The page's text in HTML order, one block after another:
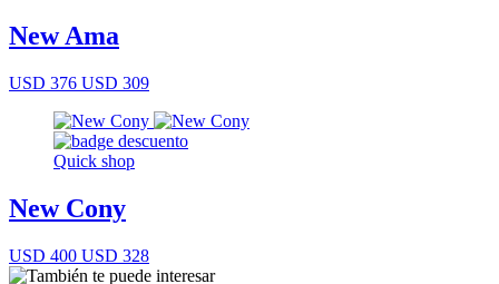
New Ama
USD 376 USD 309
Quick shop
New Cony
USD 400 USD 328